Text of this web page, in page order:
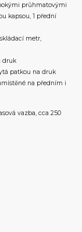
průhmatovými
kapsou, 1 přední
metr,
druk
patkou na druk
na předním i
vazba, cca 250